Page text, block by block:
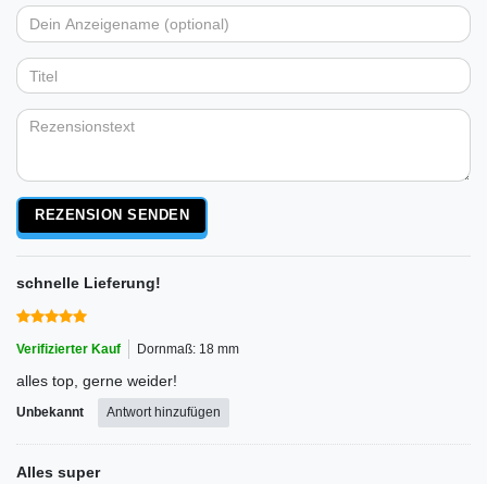
von
5
Bewertungssternen
von
5
Bewertungssternen
von
5
Bewertungssternen
von
5
Bewertungssternen
von
5
Bewertungssternen
Anzeigename
(optional)
REZENSION SENDEN
schnelle Lieferung!
Verifizierter Kauf Dornmaß: 18 mm
alles top, gerne weider!
Unbekannt Antwort hinzufügen
Alles super